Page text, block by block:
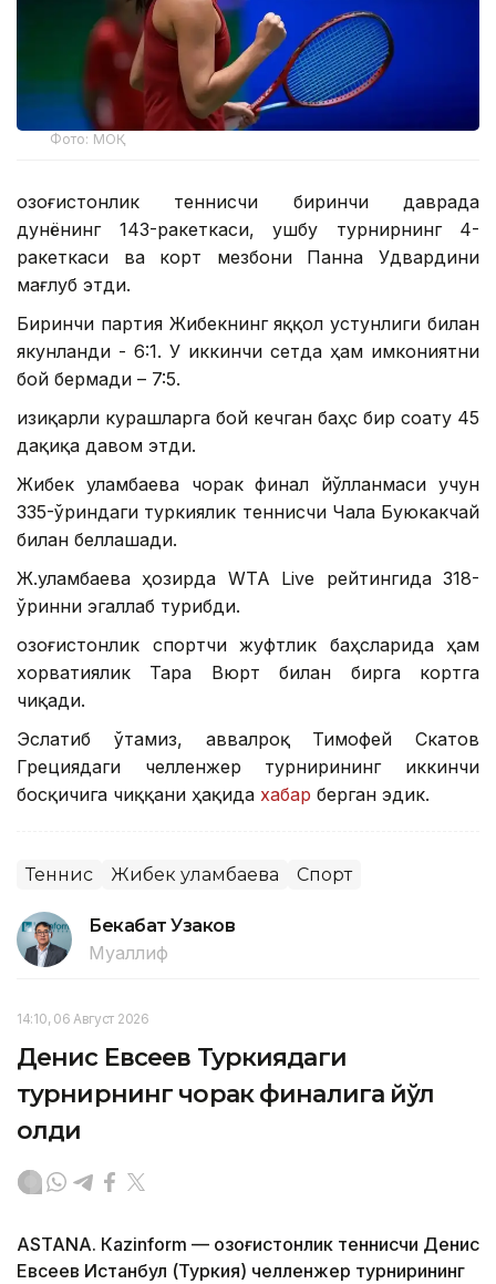
Фото: МОҚ
Қозоғистонлик теннисчи биринчи даврада
дунёнинг 143-ракеткаси, ушбу турнирнинг 4-
ракеткаси ва корт мезбони Панна Удвардини
мағлуб этди.
Биринчи партия Жибекнинг яққол устунлиги билан
якунланди - 6:1. У иккинчи сетда ҳам имкониятни
бой бермади – 7:5.
Қизиқарли курашларга бой кечган баҳс бир соату 45
дақиқа давом этди.
Жибек Қуламбаева чорак финал йўлланмаси учун
335-ўриндаги туркиялик теннисчи Чала Буюкакчай
билан беллашади.
Ж.Қуламбаева ҳозирда WTA Live рейтингида 318-
ўринни эгаллаб турибди.
Қозоғистонлик спортчи жуфтлик баҳсларида ҳам
хорватиялик Тара Вюрт билан бирга кортга
чиқади.
Эслатиб ўтамиз, аввалроқ Тимофей Скатов
Грециядаги челленжер турнирининг иккинчи
босқичига чиққани ҳақида хабар берган эдик.
Теннис Жибек Қуламбаева Спорт
Бекабат Узаков
Муаллиф
14:10, 06 Август 2026
Денис Евсеев Туркиядаги
турнирнинг чорак финалига йўл
олди
ASTANА. Кazinform — Қозоғистонлик теннисчи Денис
Евсеев Истанбул (Туркия) челленжер турнирининг